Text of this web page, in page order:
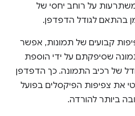
על רוחב יחסי של
לגודל הדפדפן.
קבועים של תמונות, אפשר
שסיפקתם על ידי הוספת
של רכיב התמונה. כך הדפדפן
צפיפות הפיקסלים בפועל
להורדה.